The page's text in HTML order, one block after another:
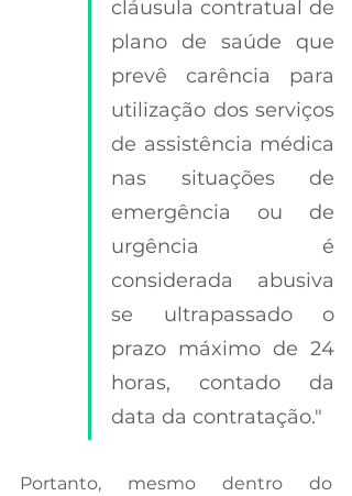
cláusula contratual de
plano de saúde que
prevê carência para
utilização dos serviços
de assistência médica
nas situações de
emergência ou de
urgência é
considerada abusiva
se ultrapassado o
prazo máximo de 24
horas, contado da
data da contratação."
Portanto, mesmo dentro do